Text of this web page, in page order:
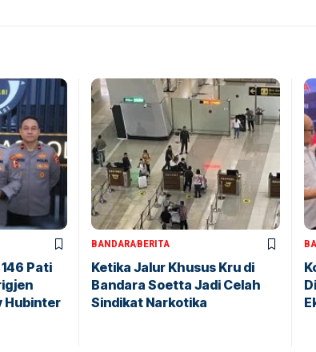
Pati
Hubinter
BANDARABERITA
Ketika Jalur Khusus Kru di
Bandara Soetta Jadi Celah
Sindikat Narkotika